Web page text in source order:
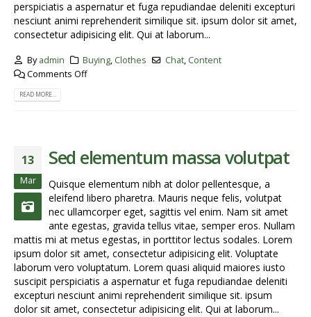
perspiciatis a aspernatur et fuga repudiandae deleniti excepturi
nesciunt animi reprehenderit similique sit. ipsum dolor sit amet,
consectetur adipisicing elit. Qui at laborum...
Byadmin Buying, Clothes Chat, Content
Comments Off
READ MORE...
13
Mar
Sed elementum massa volutpat
Quisque elementum nibh at dolor pellentesque, a
eleifend libero pharetra. Mauris neque felis, volutpat
nec ullamcorper eget, sagittis vel enim. Nam sit amet
ante egestas, gravida tellus vitae, semper eros. Nullam
mattis mi at metus egestas, in porttitor lectus sodales. Lorem
ipsum dolor sit amet, consectetur adipisicing elit. Voluptate
laborum vero voluptatum. Lorem quasi aliquid maiores iusto
suscipit perspiciatis a aspernatur et fuga repudiandae deleniti
excepturi nesciunt animi reprehenderit similique sit. ipsum
dolor sit amet, consectetur adipisicing elit. Qui at laborum...